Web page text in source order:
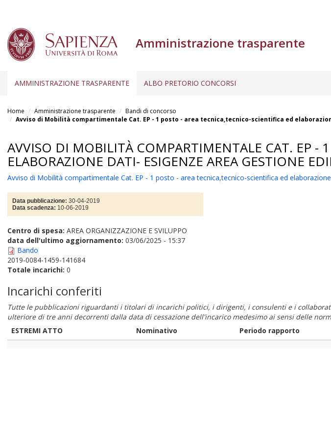
contenuto
Amministrazione trasparente
AMMINISTRAZIONE TRASPARENTE ALBO PRETORIO CONCORSI
Home Amministrazione trasparente
Bandi di concorso
Avviso di Mobilità compartimentale Cat. EP - 1 posto - area tecnica,tecnico-scientifica ed
AVVISO DI MOBILITÀ COMPARTIMENTALE CAT. EP -
ELABORAZIONE DATI- ESIGENZE AREA GESTIONE
Avviso di Mobilità compartimentale Cat. EP - 1 posto - area tecnica,tecnico-scientifica ed
Data pubblicazione: 30-04-2019
Data scadenza: 10-06-2019
Centro di spesa: AREA ORGANIZZAZIONE E SVILUPPO
data dell'ultimo aggiornamento: 03/06/2025 - 15:37
Bando
2019-0084-1459-141684
Totale incarichi: 0
Incarichi conferiti
Tutte le pubblicazioni riguardanti i titolari di incarichi politici, i dirigenti, i consulenti e i
ulteriore di tre anni decorrenti dalla data di cessazione dell'incarico medesimo ai sensi delle
ESTREMI ATTO
Nominativo Periodo rapporto